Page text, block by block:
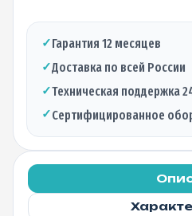
✓Гарантия 12 месяцев
✓Доставка по всей России
✓Техническая поддержка
✓Сертифицированное